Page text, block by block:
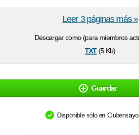
Descargar como (para miembros
txt(5 Kb)
Leer 3 páginas más »
Guardar
Disponible sólo en